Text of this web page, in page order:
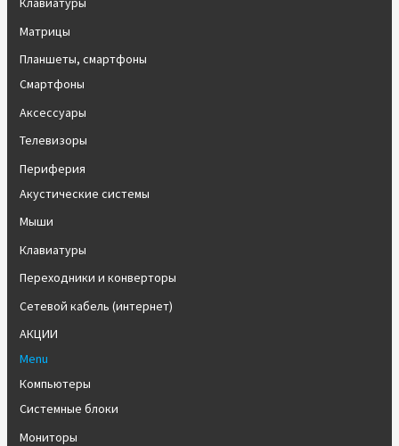
Матрицы
Планшеты, смартфоны
Смартфоны
Аксессуары
Телевизоры
Периферия
Акустические системы
Мыши
Клавиатуры
Переходники и конверторы
Сетевой кабель (интернет)
АКЦИИ
Menu
Компьютеры
Системные блоки
Мониторы